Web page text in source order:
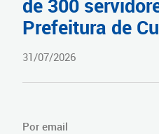
de 300
Prefeitura de
31/07/2026
Por email